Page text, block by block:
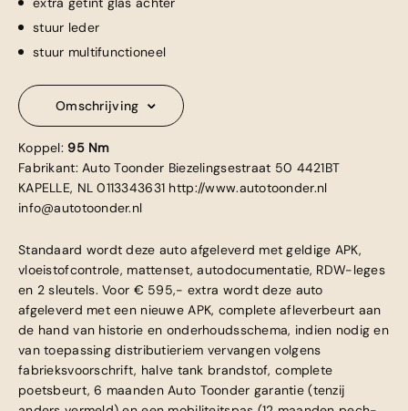
stuur leder
stuur multifunctioneel
Omschrijving
Koppel: 95 Nm
Fabrikant: Auto Toonder Biezelingsestraat 50 4421BT
KAPELLE, NL 0113343631 http://www.autotoonder.nl
info@autotoonder.nl
Standaard wordt deze auto afgeleverd met geldige APK,
vloeistofcontrole, mattenset, autodocumentatie, RDW-leges
en 2 sleutels. Voor € 595,- extra wordt deze auto
afgeleverd met een nieuwe APK, complete afleverbeurt aan
de hand van historie en onderhoudsschema, indien nodig en
van toepassing distributieriem vervangen volgens
fabrieksvoorschrift, halve tank brandstof, complete
poetsbeurt, 6 maanden Auto Toonder garantie (tenzij